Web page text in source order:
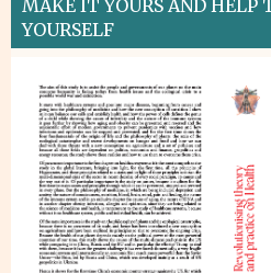
MAKE IT YOURS AND HELP
YOURSELF